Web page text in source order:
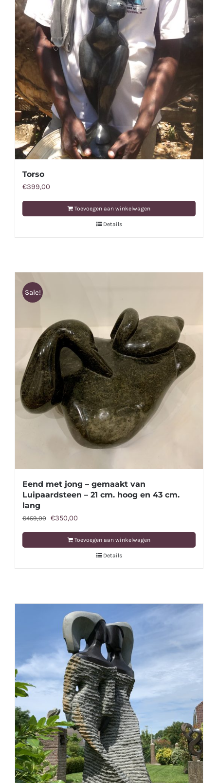
Torso
€399,00
Toevoegen aan winkelwagen
Details
Sale!
Eend met jong – gemaakt van
Luipaardsteen – 21 cm. hoog en 43 cm.
lang
€459,00 Oorspronkelijke
prijs
€350,00
prijs
€350,00.
Toevoegen aan winkelwagen
Details